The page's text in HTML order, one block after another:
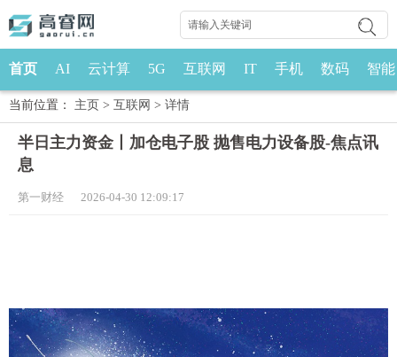
首页 AI 云计算 5G 互联网 IT 手机 数码 智能
当前位置： 主页 > 互联网 > 详情
半日主力资金丨加仓电子股 抛售电力设备股-焦点讯
息
第一财经 2026-04-30 12:09:17